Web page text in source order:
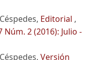
Editorial ,
2 (2016): Julio -
Versión